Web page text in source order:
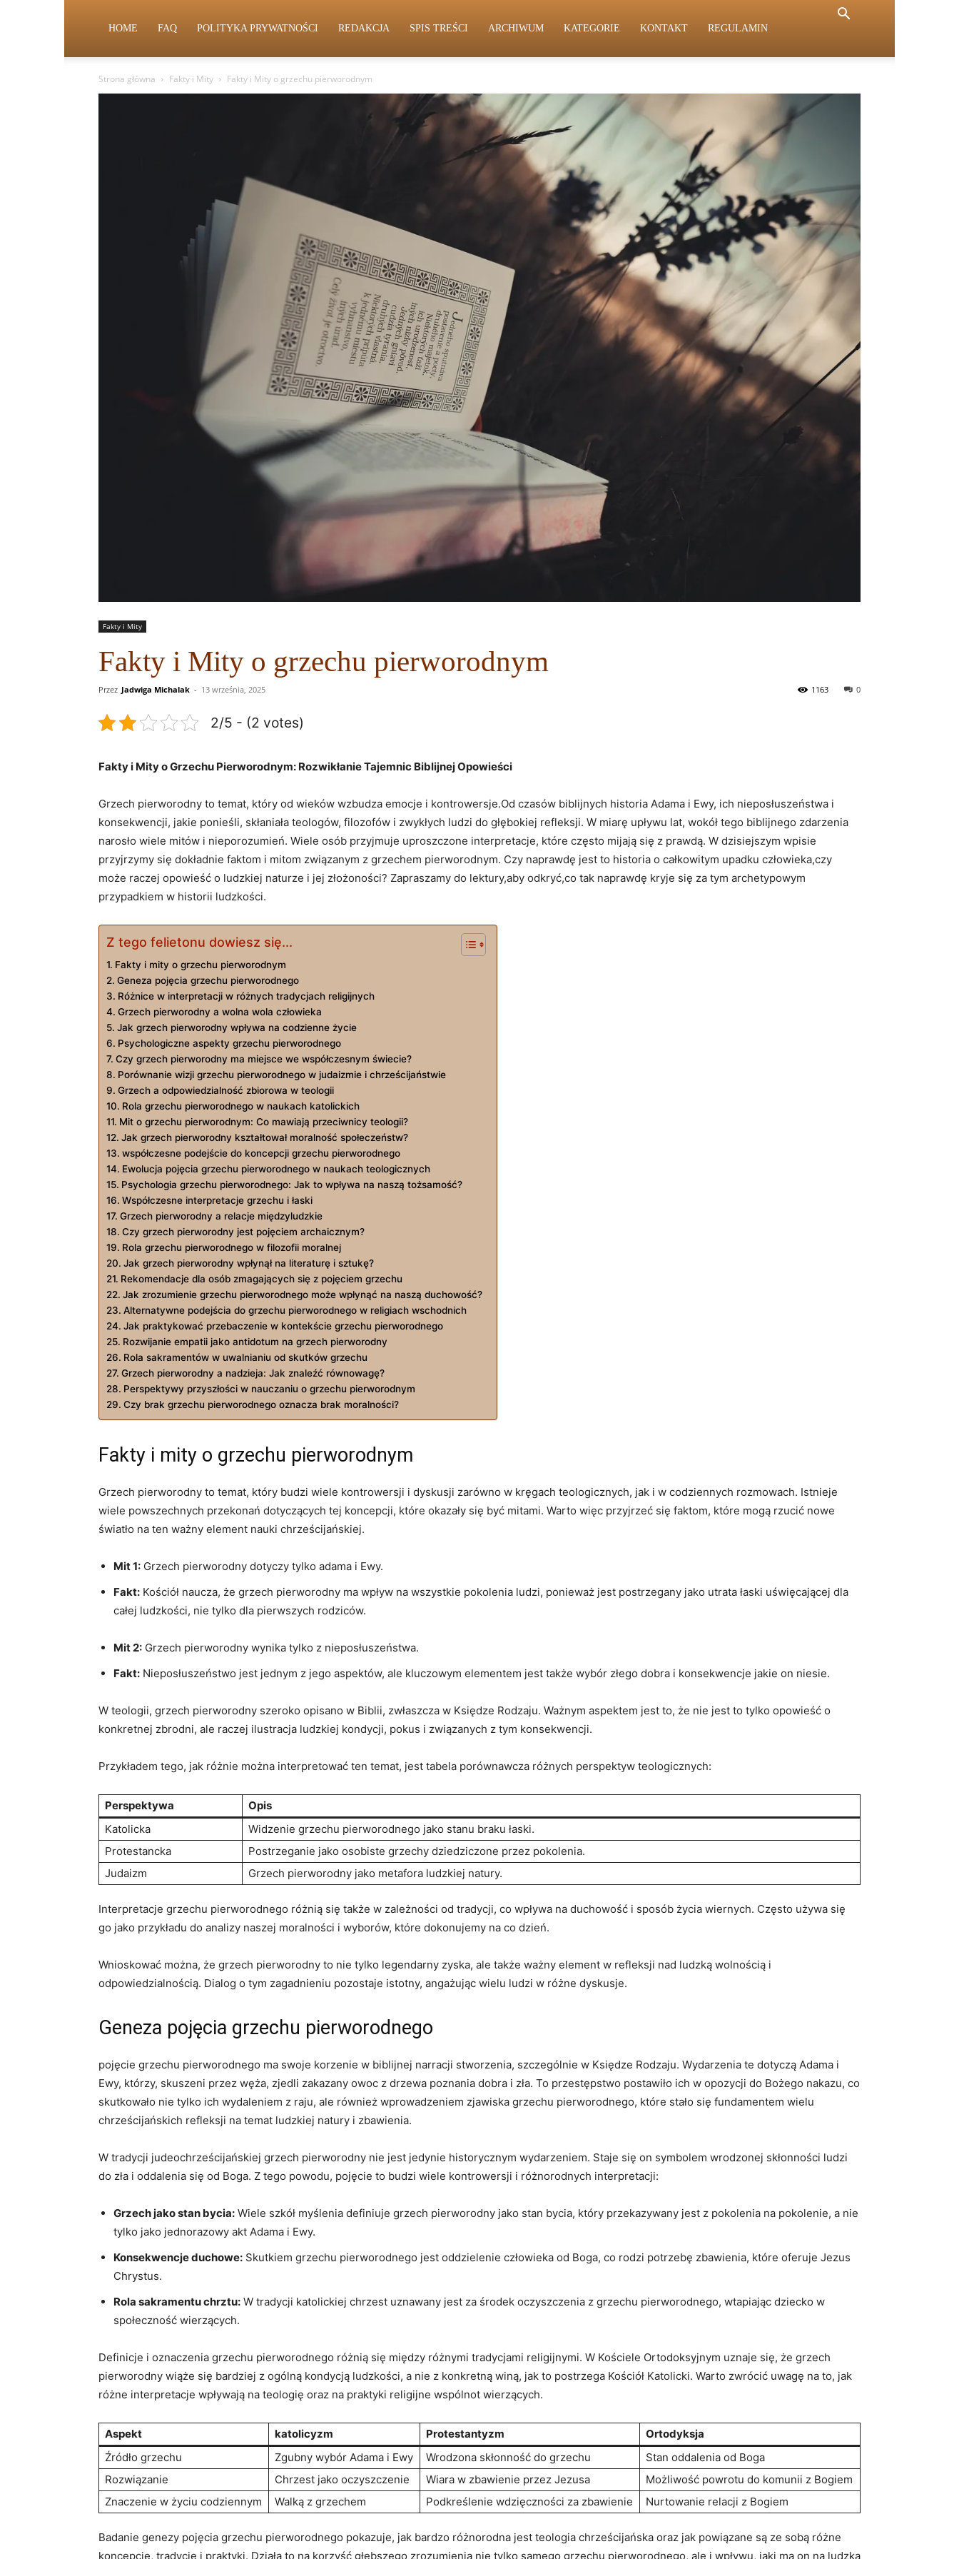
HOME FAQ POLITYKA PRYWATNOŚCI REDAKCJA SPIS TREŚCI ARCHIWUM KATEGORIE KONTAKT REGULAMIN
Strona główna Fakty i Mity Fakty i Mity o grzechu pierworodnym
Fakty i Mity
Fakty i Mity o grzechu pierworodnym
Przez Jadwiga Michalak - 13 września, 2025 0
1163
2/5 - (2 votes)
Fakty i Mity o Grzechu Pierworodnym: Rozwikłanie Tajemnic Biblijnej⁢ Opowieści
Grzech pierworodny to temat, który od⁢ wieków wzbudza emocje i kontrowersje.Od czasów biblijnych historia Adama i Ewy, ich nieposłuszeństwa i
konsekwencji, jakie ponieśli, skłaniała teologów, filozofów i zwykłych ludzi do głębokiej refleksji. ⁣W miarę ⁣upływu lat, ‍wokół tego biblijnego zdarzenia
narosło‍ wiele ⁣mitów i nieporozumień. Wiele‍ osób przyjmuje uproszczone interpretacje, które często⁢ mijają się z prawdą. W dzisiejszym wpisie
przyjrzymy się dokładnie ​faktom i mitom związanym z grzechem pierworodnym. Czy naprawdę jest to historia​ o całkowitym upadku ​człowieka,czy
może raczej opowieść o ludzkiej​ naturze ⁣i‍ jej złożoności? Zapraszamy do lektury,aby odkryć,co tak‌ naprawdę kryje się za tym archetypowym
przypadkiem w historii ludzkości.
Z tego felietonu dowiesz się...
Fakty i mity ‍o grzechu pierworodnym
Geneza pojęcia grzechu pierworodnego
Różnice‌ w interpretacji w różnych tradycjach ‌religijnych
Grzech pierworodny a wolna ‌wola ⁤człowieka
Jak grzech pierworodny wpływa na‌ codzienne ⁢życie
Psychologiczne aspekty‌ grzechu ​pierworodnego
Czy grzech pierworodny ma miejsce we współczesnym świecie?
Porównanie wizji grzechu pierworodnego w judaizmie i chrześcijaństwie
Grzech​ a odpowiedzialność zbiorowa w teologii
Rola grzechu pierworodnego w naukach⁣ katolickich
Mit o grzechu​ pierworodnym: Co mawiają przeciwnicy teologii?
Jak grzech pierworodny ‍kształtował moralność społeczeństw?
współczesne podejście do koncepcji grzechu pierworodnego
Ewolucja pojęcia grzechu pierworodnego w naukach‌ teologicznych
Psychologia grzechu pierworodnego: Jak to wpływa na naszą tożsamość?
Współczesne interpretacje grzechu⁣ i łaski
Grzech‌ pierworodny a relacje międzyludzkie
Czy grzech pierworodny jest pojęciem archaicznym?
Rola⁤ grzechu pierworodnego w ⁤filozofii moralnej
Jak grzech pierworodny wpłynął na literaturę i sztukę?
Rekomendacje dla ‍osób zmagających się z pojęciem grzechu
Jak zrozumienie ⁢grzechu pierworodnego może wpłynąć na naszą duchowość?
Alternatywne podejścia do grzechu pierworodnego w⁢ religiach wschodnich
Jak praktykować⁣ przebaczenie w kontekście grzechu pierworodnego
Rozwijanie empatii⁣ jako antidotum ⁢na​ grzech pierworodny
Rola sakramentów w ‌uwalnianiu od skutków grzechu
Grzech ‌pierworodny⁣ a nadzieja: Jak znaleźć równowagę?
Perspektywy przyszłości w nauczaniu o grzechu pierworodnym
Czy brak grzechu pierworodnego ⁣oznacza⁢ brak ​moralności?
Fakty i mity ‍o grzechu pierworodnym
Grzech pierworodny to​ temat, który budzi wiele ⁣kontrowersji i‍ dyskusji zarówno w kręgach teologicznych, jak i w codziennych ⁣rozmowach. Istnieje
wiele powszechnych⁤ przekonań dotyczących tej koncepcji, które okazały się być mitami. Warto więc przyjrzeć się ⁤faktom, które mogą rzucić nowe
światło na ten ważny element nauki‍ chrześcijańskiej.
Mit 1: Grzech pierworodny dotyczy ⁤tylko adama i Ewy.
Fakt: Kościół naucza, że grzech⁢ pierworodny ma wpływ na​ wszystkie pokolenia ludzi, ponieważ jest postrzegany‌ jako utrata łaski uświęcającej dla
całej ludzkości, nie tylko dla pierwszych rodziców.
Mit 2: Grzech pierworodny wynika tylko‍ z nieposłuszeństwa.
Fakt: Nieposłuszeństwo⁤ jest jednym z jego aspektów, ale kluczowym elementem jest także wybór złego dobra i konsekwencje jakie ‍on ‌niesie.
W teologii, grzech pierworodny ⁢szeroko opisano w Biblii, zwłaszcza w Księdze Rodzaju. Ważnym aspektem jest to, że ‍nie jest to tylko⁢ opowieść‌ o
konkretnej zbrodni, ale raczej‌ ilustracja ludzkiej⁢ kondycji, pokus i związanych z ⁣tym​ konsekwencji.
Przykładem tego, jak różnie można interpretować ten temat,‌ jest‍ tabela porównawcza różnych perspektyw teologicznych:
Perspektywa
Opis
Katolicka
Widzenie grzechu pierworodnego jako‍ stanu braku łaski.
Protestancka
Postrzeganie⁢ jako osobiste grzechy dziedziczone przez pokolenia.
Judaizm
Grzech pierworodny jako metafora ludzkiej natury.
Interpretacje grzechu ⁤pierworodnego różnią się także w zależności ⁢od tradycji, co wpływa na duchowość i sposób ‍życia ‌wiernych. Często używa się
go ⁤jako przykładu do analizy naszej⁤ moralności i⁤ wyborów, które dokonujemy na co dzień.
Wnioskować⁤ można, że grzech pierworodny to nie⁣ tylko legendarny zyska, ale także ważny element w refleksji nad ludzką wolnością i⁢
odpowiedzialnością. Dialog o tym zagadnieniu⁣ pozostaje istotny,⁤ angażując wielu ludzi w różne‌ dyskusje.
Geneza pojęcia grzechu pierworodnego
pojęcie grzechu pierworodnego ⁢ma swoje korzenie w‌ biblijnej narracji ​stworzenia, szczególnie w‌ Księdze Rodzaju. Wydarzenia te dotyczą Adama i
Ewy, którzy, skuszeni przez węża, zjedli zakazany owoc ⁣z drzewa poznania‌ dobra i⁣ zła.⁢ To przestępstwo postawiło ich w opozycji do Bożego‌ nakazu,‍ co
skutkowało nie tylko ich wydaleniem z raju, ale również wprowadzeniem zjawiska grzechu pierworodnego, które stało się fundamentem wielu
chrześcijańskich refleksji na ‍temat ludzkiej natury i zbawienia.
W tradycji judeochrześcijańskiej grzech pierworodny nie jest jedynie​ historycznym wydarzeniem. Staje się on symbolem wrodzonej⁣ skłonności​ ludzi
⁣do ⁣zła ⁢i oddalenia się od Boga. Z tego powodu, pojęcie⁣ to budzi wiele kontrowersji i różnorodnych interpretacji:
Grzech jako stan bycia: Wiele ‍szkół myślenia definiuje grzech pierworodny jako stan bycia, który przekazywany jest ‍z pokolenia na pokolenie, a nie
tylko jako jednorazowy akt Adama i Ewy.
Konsekwencje duchowe: Skutkiem grzechu pierworodnego jest oddzielenie człowieka od Boga, co rodzi potrzebę zbawienia, które oferuje Jezus
Chrystus.
Rola sakramentu chrztu: W tradycji katolickiej chrzest uznawany jest za środek oczyszczenia z grzechu pierworodnego, wtapiając ‍dziecko w
społeczność wierzących.
Definicje i oznaczenia grzechu ​pierworodnego‌ różnią się między różnymi‌ tradycjami religijnymi. W Kościele Ortodoksyjnym uznaje się,‍ że grzech‍
pierworodny‍ wiąże się bardziej z ogólną kondycją ludzkości,‍ a nie z konkretną ​winą, jak‌ to ⁤postrzega Kościół⁢ Katolicki. Warto zwrócić uwagę na to, jak
różne⁣ interpretacje wpływają na teologię oraz na praktyki religijne wspólnot wierzących.
Aspekt katolicyzm Protestantyzm
Ortodyksja
Źródło grzechu
Zgubny wybór Adama i Ewy Wrodzona skłonność do grzechu
Stan oddalenia​ od​ Boga
Rozwiązanie
Chrzest jako oczyszczenie Wiara w zbawienie przez Jezusa
Możliwość‍ powrotu do komunii z ​Bogiem
Znaczenie w życiu codziennym
Walką z grzechem Podkreślenie wdzięczności za‌ zbawienie Nurtowanie relacji ​z Bogiem
Badanie genezy pojęcia grzechu pierworodnego pokazuje, jak bardzo różnorodna jest teologia chrześcijańska oraz jak powiązane są ze sobą różne
koncepcje, tradycje ⁢i praktyki.‍ Działa⁤ to ⁢na korzyść głębszego‍ zrozumienia nie tylko samego grzechu pierworodnego, ale ‌i wpływu,⁢ jaki ma on na ‌ludzką